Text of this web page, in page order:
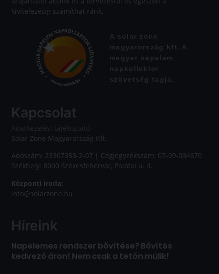
kivitelezésig számíthat ránk.
A solar zone
magyarország kft. A
magyar napelem
napkollektor
szövetség tagja.
Kapcsolat
Adatkezelési tájékoztató
Solar Zone Magyarország Kft.
Adószám: 23307353-2-07 | Cégjegyzékszám: 07-09-034670
Székhely: 8000 Székesfehérvár, Palotai u. 4.
Központi iroda:
info@solarzone.hu
Híreink
Napelemes rendszer bővítése? Bővítés
kedvező áron! Nem csak a tetőn múlik!